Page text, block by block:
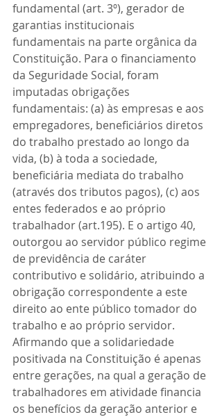
fundamental (art. 3º), gerador de
garantias institucionais
fundamentais na parte orgânica da
Constituição. Para o financiamento
da Seguridade Social, foram
imputadas obrigações
fundamentais: (a) às empresas e aos
empregadores, beneficiários diretos
do trabalho prestado ao longo da
vida, (b) à toda a sociedade,
beneficiária mediata do trabalho
(através dos tributos pagos), (c) aos
entes federados e ao próprio
trabalhador (art.195). E o artigo 40,
outorgou ao servidor público regime
de previdência de caráter
contributivo e solidário, atribuindo a
obrigação correspondente a este
direito ao ente público tomador do
trabalho e ao próprio servidor.
Afirmando que a solidariedade
positivada na Constituição é apenas
entre gerações, na qual a geração de
trabalhadores em atividade financia
os benefícios da geração anterior e